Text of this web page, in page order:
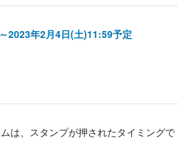
2023年2月4日(土)11:59予定
は、スタンプが押されたタイミングで